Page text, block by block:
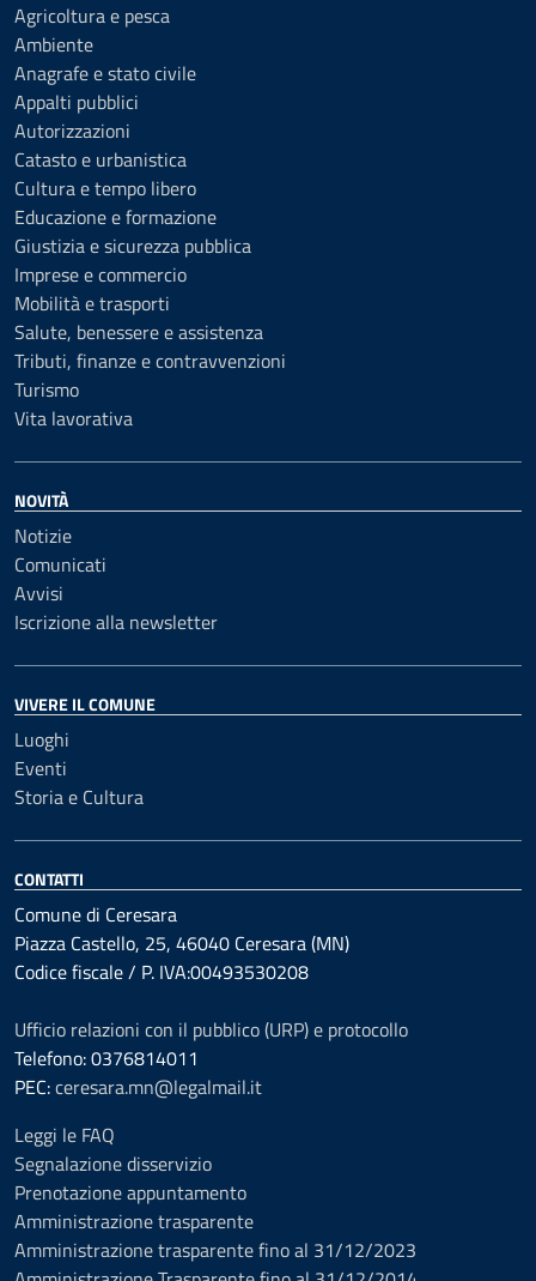
Agricoltura e pesca
Ambiente
Anagrafe e stato civile
Appalti pubblici
Autorizzazioni
Catasto e urbanistica
Cultura e tempo libero
Educazione e formazione
Giustizia e sicurezza pubblica
Imprese e commercio
Mobilità e trasporti
Salute, benessere e assistenza
Tributi, finanze e contravvenzioni
Turismo
Vita lavorativa
NOVITÀ
Notizie
Comunicati
Avvisi
Iscrizione alla newsletter
VIVERE IL COMUNE
Luoghi
Eventi
Storia e Cultura
CONTATTI
Comune di Ceresara
Piazza Castello, 25, 46040 Ceresara (MN)
Codice fiscale / P. IVA:00493530208
Ufficio relazioni con il pubblico (URP) e protocollo
Telefono: 0376814011
PEC:ceresara.mn@legalmail.it
Leggi le FAQ
Segnalazione disservizio
Prenotazione appuntamento
Amministrazione trasparente
Amministrazione trasparente fino al 31/12/2023